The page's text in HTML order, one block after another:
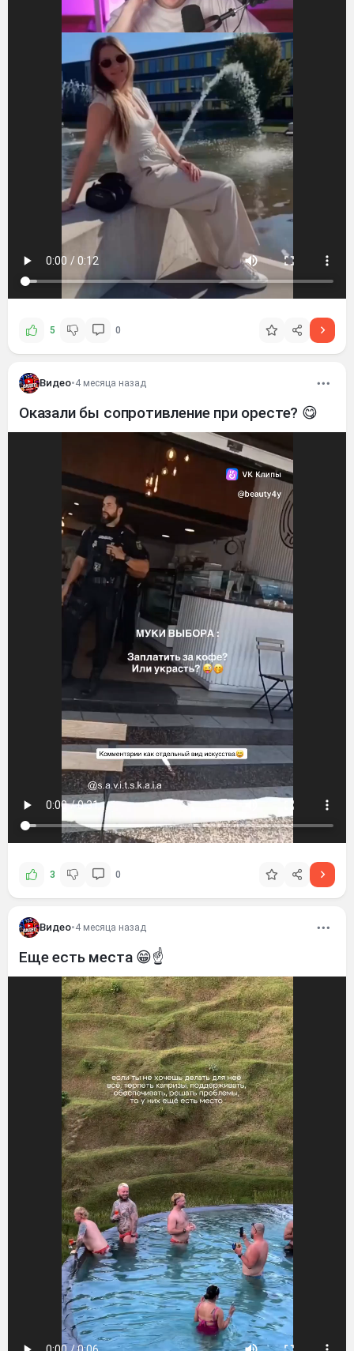
5 0
Видео•4 месяца назад
Оказали бы сопротивление при оресте? 😋
3 0
Видео•4 месяца назад
Еще есть места 😁☝️